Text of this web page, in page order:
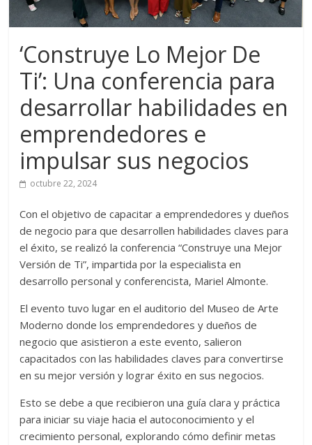
‘Construye Lo Mejor De
Ti’: Una conferencia para
desarrollar habilidades en
emprendedores e
impulsar sus negocios
octubre 22, 2024
Con el objetivo de capacitar a emprendedores y dueños
de negocio para que desarrollen habilidades claves para
el éxito, se realizó la conferencia “Construye una Mejor
Versión de Ti”, impartida por la especialista en
desarrollo personal y conferencista, Mariel Almonte.
El evento tuvo lugar en el auditorio del Museo de Arte
Moderno donde los emprendedores y dueños de
negocio que asistieron a este evento, salieron
capacitados con las habilidades claves para convertirse
en su mejor versión y lograr éxito en sus negocios.
Esto se debe a que recibieron una guía clara y práctica
para iniciar su viaje hacia el autoconocimiento y el
crecimiento personal, explorando cómo definir metas